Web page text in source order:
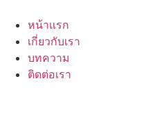
content
หน้าแรก
เกี่ยวกับเรา
บทความ
ติดต่อเรา